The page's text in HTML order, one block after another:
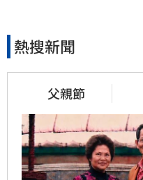
熱搜新聞
父親節